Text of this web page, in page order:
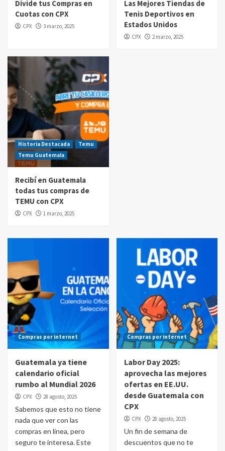
$20 de reintegro en tus compras Amazon
Prime Day Guatemala 2025
Divide tus Compras en
Cuotas con CPX
CPX 3 marzo, 2025
Las Mejores Tiendas de
Tenis Deportivos en
Estados Unidos
CPX 2 marzo, 2025
Historia Destacada
Temu
Temu Guatemala
Recibí en Guatemala
todas tus compras de
TEMU con CPX
CPX 1 marzo, 2025
Compras por internet
Guatemala ya tiene
calendario oficial
rumbo al Mundial 2026
CPX 28 agosto, 2025
Sabemos que esto no tiene
nada que ver con las
compras en línea, pero
seguro te interesa. Este
Compras por internet
Labor Day 2025:
aprovecha las mejores
ofertas en EE.UU.
desde Guatemala con
CPX
CPX 28 agosto, 2025
Un fin de semana de
descuentos que no te